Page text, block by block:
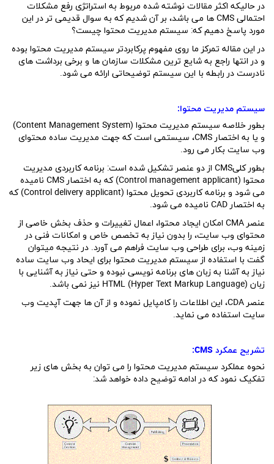
در حالیکه اکثر مقالات نوشته شده مربوط به استراتژی رفع مشکلات
احتمالی CMS ها می باشد، بر آن شدیم که به سوال قدیمی تر در این
مورد پاسخ دهیم که: سیستم مدیریت محتوا چیست؟
در این مقاله تمرکز ما روی مفهوم پرکابردتر سیستم مدیریت محتوا بوده
و در انتها راجع به شایع ترین مشکلات سازمان ها و برخی برداشت های
نادرست در رابطه با این سیستم توضیحاتی ارائه می شود.
سیستم مدیریت محتوا:
بطور خلاصه سیستم مدیریت محتوا (Content Management System)
و یا به اختصار CMS، سیستمی است که جهت مدیریت ساده محتوای
وب سایت بکار می رود.
بطور کلیCMS از دو عنصر تشکیل شده است: برنامه کاربردی مدیریت
محتوا (Control management applicant) که به اختصار CMS نامیده
می شود و برنامه کاربردی تحویل محتوا (Control delivery applicant) که
به اختصار CAD نامیده می شود.
عنصر CMA امکان ایجاد محتوا، اعمال تغییرات و حذف بخش خاصی از
محتوای وب سایت، را بدون نیاز به تخصص خاص و امکانات فنی در
زمینه وب، برای طراحی وب سایت فراهم می آورد. در نتیجه میتوان
گفت با استفاده از سیستم مدیریت محتوا برای ایحاد وب سایت ساده
نیاز به آشنا به زبان های برنامه نویسی نبوده و حتی نیاز به آشنایی با
زبان HTML (Hyper Text Markup Language) نیز نمی باشد.
عنصر CDA، این اطلاعات را کامپایل نموده و از آن ها جهت آپدیت وب
سایت استفاده می نماید.
تشریح عمکرد CMS
:
نحوه عملکرد سیستم مدیریت محتوا را می توان به بخش های زیر
تفکیک نمود که در ادامه توضیح داده خواهد شد: